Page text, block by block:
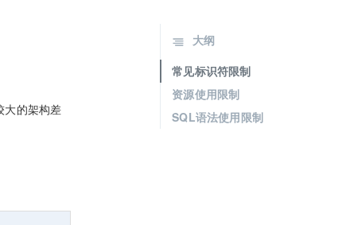
大的架构差
大纲
常见标识符限制
资源使用限制
SQL语法使用限制